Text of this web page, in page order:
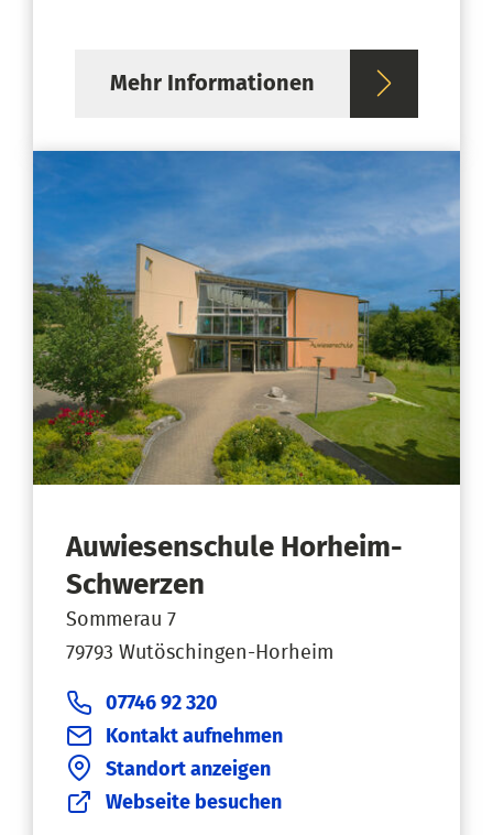
Mehr Informationen
Auwiesenschule Horheim-
Schwerzen
Sommerau 7
79793 Wutöschingen-Horheim
07746 92 320
Kontakt aufnehmen
Standort anzeigen
Webseite besuchen